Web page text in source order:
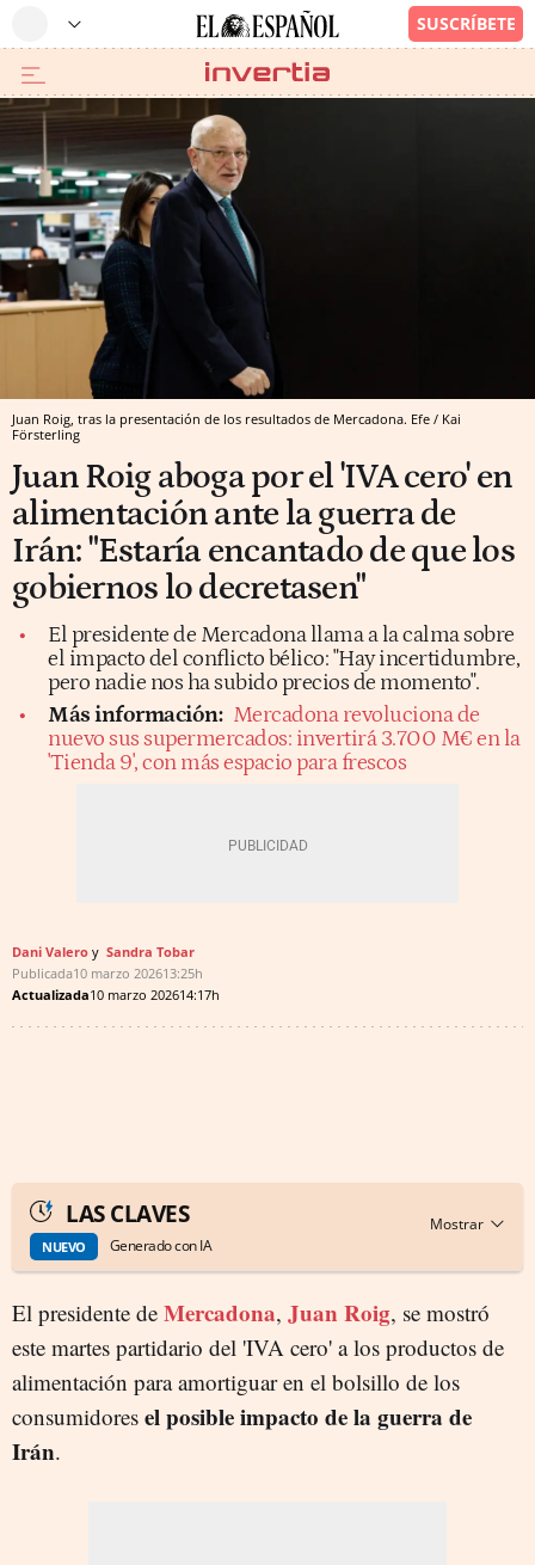
Juan Roig, tras la presentación de los resultados de Mercadona. Efe / Kai
Försterling
Juan Roig aboga por el 'IVA cero' en
alimentación ante la guerra de
Irán: "Estaría encantado de que los
gobiernos lo decretasen"
El presidente de Mercadona llama a la calma sobre
el impacto del conflicto bélico: "Hay incertidumbre,
pero nadie nos ha subido precios de momento".
Más información: Mercadona revoluciona de
nuevo sus supermercados: invertirá 3.700 M€ en la
'Tienda 9', con más espacio para frescos
Dani Valero
Sandra Tobar
Publicada10 marzo 202613:25h
Actualizada10 marzo 202614:17h
LAS CLAVES
NUEVO Generado con IA
El presidente de Mercadona, Juan Roig, se mostró
este martes partidario del 'IVA cero' a los productos de
alimentación para amortiguar en el bolsillo de los
consumidores el posible impacto de la guerra de
Irán.